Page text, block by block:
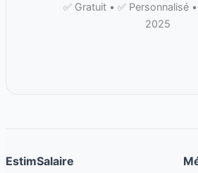
✅ Gratuit • ✅ Personnalisé
2025
EstimSalaire